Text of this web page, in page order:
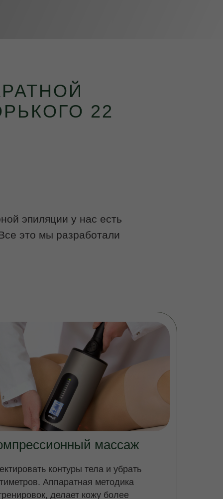
22
эпиляции у нас есть
это мы разработали
контуры тела и убрать
Аппаратная методика
делает кожу более
массаж